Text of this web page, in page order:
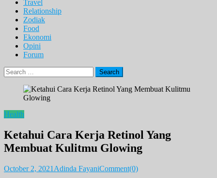
Travel
Relationship
Zodiak
Food
Ekonomi
Opini
Forum
Search
for:
Health
Ketahui Cara Kerja Retinol Yang
Membuat Kulitmu Glowing
October 2, 2021 Adinda FayaniComment(0)